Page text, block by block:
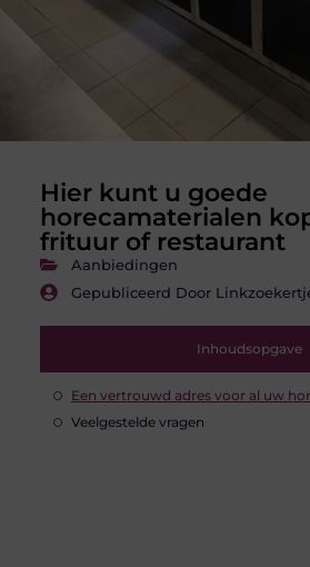
Hier kunt u goede
horecamaterialen
frituur of restaurant
Aanbiedingen
Gepubliceerd Door
Inhoudsopgave
Een vertrouwd adres voor al uw
Veelgestelde vragen